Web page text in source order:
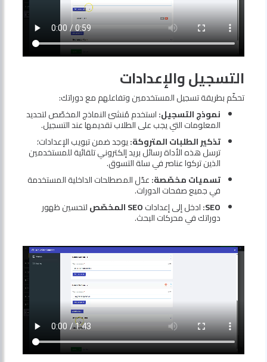
التسجيل والإعدادات
تحكّم بطريقة تسجيل المستخدمين وتفاعلهم مع دوراتك:
نموذج التسجيل:استخدم مُنشئ النماذج المخصّص لتحديد
المعلومات التي يجب على الطلاب تقديمها عند التسجيل.
تذكير الطلبات المتروكة:يوجد ضمن تبويب الإعدادات؛
ترسل هذه الأداة رسائل بريد إلكتروني تلقائية للمستخدمين
الذين تركوا عناصر في سلة التسوق.
تسميات مخصّصة:عدّل المصطلحات الداخلية المستخدمة
في جميع صفحات الدورات.
SEO: ادخل إلى إعداداتSEO المخصّص لتحسين ظهور
دوراتك في محركات البحث.